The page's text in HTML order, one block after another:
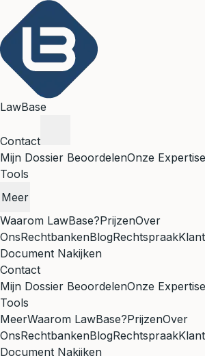
LawBase
Contact
Mijn Dossier BeoordelenOnze
Tools
Meer
Waarom LawBase?PrijzenOver
OnsRechtbankenBlogRechtspraak
Document Nakijken
Contact
Mijn Dossier BeoordelenOnze
Tools
MeerWaarom LawBase?PrijzenOver
OnsRechtbankenBlogRechtspraak
Document Nakijken